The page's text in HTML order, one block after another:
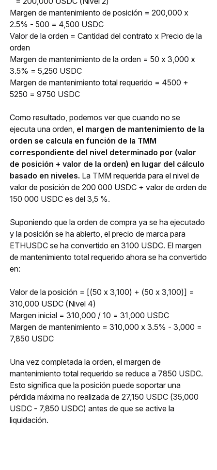
Margen de mantenimiento de posición = 200,000 x
2.5% - 500 = 4,500 USDC
Valor de la orden = Cantidad del contrato x Precio de la
orden
Margen de mantenimiento de la orden = 50 x 3,000 x
3.5% = 5,250 USDC
Margen de mantenimiento total requerido = 4500 +
5250 = 9750 USDC
Como resultado, podemos ver que cuando no se
ejecuta una orden, el margen de mantenimiento de la
orden se calcula en función de la TMM
correspondiente del nivel determinado por (valor
de posición + valor de la orden) en lugar del cálculo
basado en niveles. La TMM requerida para el nivel de
valor de posición de 200 000 USDC + valor de orden de
150 000 USDC es del 3,5 %.
Suponiendo que la orden de compra ya se ha ejecutado
y la posición se ha abierto, el precio de marca para
ETHUSDC se ha convertido en 3100 USDC. El margen
de mantenimiento total requerido ahora se ha convertido
en:
Valor de la posición = [(50 x 3,100) + (50 x 3,100)] =
310,000 USDC (Nivel 4)
Margen inicial = 310,000 / 10 = 31,000 USDC
Margen de mantenimiento = 310,000 x 3.5% - 3,000 =
7,850 USDC
Una vez completada la orden, el margen de
mantenimiento total requerido se reduce a 7850 USDC.
Esto significa que la posición puede soportar una
pérdida máxima no realizada de 27,150 USDC (35,000
USDC - 7,850 USDC) antes de que se active la
liquidación.